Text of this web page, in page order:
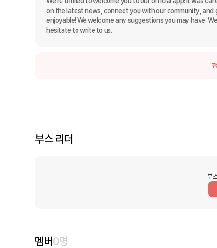
on the latest news, connect you with our community, and
enjoyable! We welcome any suggestions you may have.
hesitate to write to us.
부스 리더
부
멤버0명